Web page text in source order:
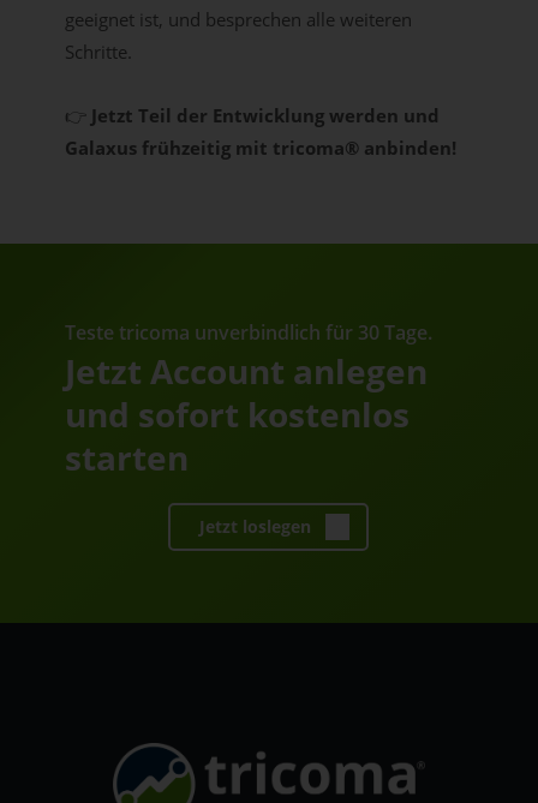
geeignet ist, und besprechen alle weiteren
Schritte.
👉
Jetzt Teil der Entwicklung werden und
Galaxus frühzeitig mit tricoma® anbinden!
Teste tricoma unverbindlich für 30 Tage.
Jetzt Account anlegen
und sofort kostenlos
starten
Jetzt loslegen